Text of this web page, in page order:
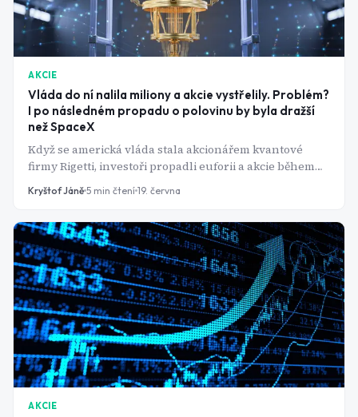
AKCIE
Vláda do ní nalila miliony a akcie vystřelily. Problém?
I po následném propadu o polovinu by byla dražší
než SpaceX
Když se americká vláda stala akcionářem kvantové
firmy Rigetti, investoři propadli euforii a akcie během
několika dní vyskočily o desítky procent. Tato reakce
však může být nejrizikovějším impulzem v celém
Kryštof Jáně 5 min čtení 19. června
AKCIE